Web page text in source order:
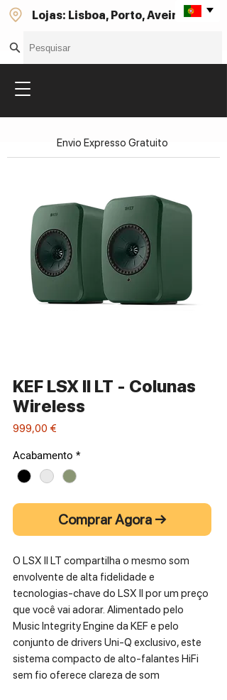
Lojas: Lisboa, Porto, Aveiro
KEF LSX II LT - Colunas
Wireless
999,00 €
Acabamento *
Comprar Agora →
O LSX II LT compartilha o mesmo som
envolvente de alta fidelidade e
tecnologias-chave do LSX II por um preço
que você vai adorar. Alimentado pelo
Music Integrity Engine da KEF e pelo
conjunto de drivers Uni-Q exclusivo, este
sistema compacto de alto-falantes HiFi
sem fio oferece clareza de som
Envio Expresso Gratuito